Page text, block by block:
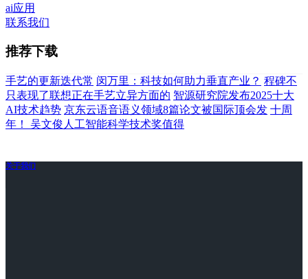
ai应用
联系我们
推荐下载
手艺的更新迭代常 闵万里：科技如何助力垂直产业？ 程碑不
只表现了联想正在手艺立异方面的 智源研究院发布2025十大
AI技术趋势 京东云语音语义领域8篇论文被国际顶会发 十周
年！ 吴文俊人工智能科学技术奖值得
关于我们